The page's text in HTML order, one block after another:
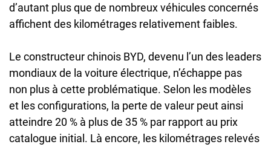
d’autant plus que de nombreux véhicules concernés
affichent des kilométrages relativement faibles.
Le constructeur chinois BYD, devenu l’un des leaders
mondiaux de la voiture électrique, n’échappe pas
non plus à cette problématique. Selon les modèles
et les configurations, la perte de valeur peut ainsi
atteindre 20 % à plus de 35 % par rapport au prix
catalogue initial. Là encore, les kilométrages relevés